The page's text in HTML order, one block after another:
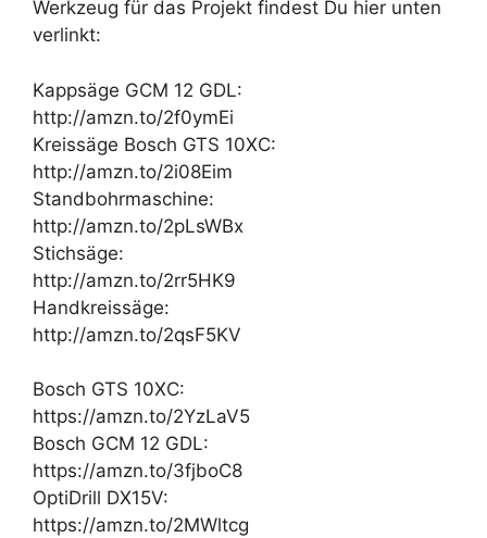
Werkzeug für das Projekt findest Du hier unten
verlinkt:
Kappsäge GCM 12 GDL:
http://amzn.to/2f0ymEi
Kreissäge Bosch GTS 10XC:
http://amzn.to/2i08Eim
Standbohrmaschine:
http://amzn.to/2pLsWBx
Stichsäge:
http://amzn.to/2rr5HK9
Handkreissäge:
http://amzn.to/2qsF5KV
Bosch GTS 10XC:
https://amzn.to/2YzLaV5
Bosch GCM 12 GDL:
https://amzn.to/3fjboC8
OptiDrill DX15V:
https://amzn.to/2MWltcg